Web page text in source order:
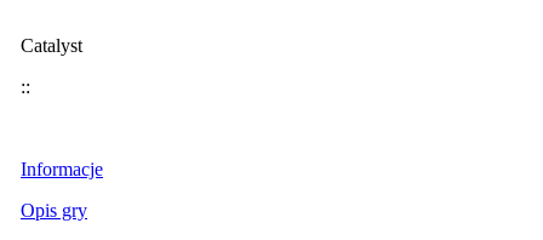
Catalyst
::
Informacje
Opis gry